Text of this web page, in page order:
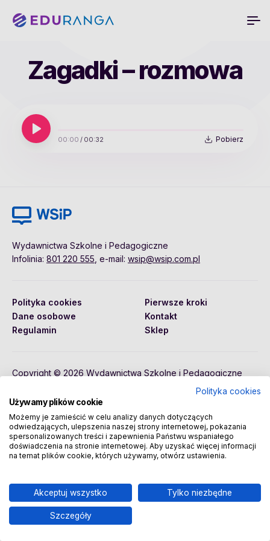
Zagadki – rozmowa
00:00 / 00:32 Pobierz
Wydawnictwa Szkolne i Pedagogiczne
Infolinia: 801 220 555 , e-mail: wsip@wsip.com.pl
Polityka cookies
Dane osobowe
Regulamin
Pierwsze kroki
Kontakt
Sklep
Copyright © 2026 Wydawnictwa Szkolne i Pedagogiczne
Polityka cookies
Używamy plików cookie
Możemy je zamieścić w celu analizy danych dotyczących
odwiedzających, ulepszenia naszej strony internetowej, pokazania
spersonalizowanych treści i zapewnienia Państwu wspaniałego
doświadczenia na stronie internetowej. Aby uzyskać więcej informacji
na temat plików cookie, których używamy, otwórz ustawienia.
Akceptuj wszystko Tylko niezbędne
Szczegóły